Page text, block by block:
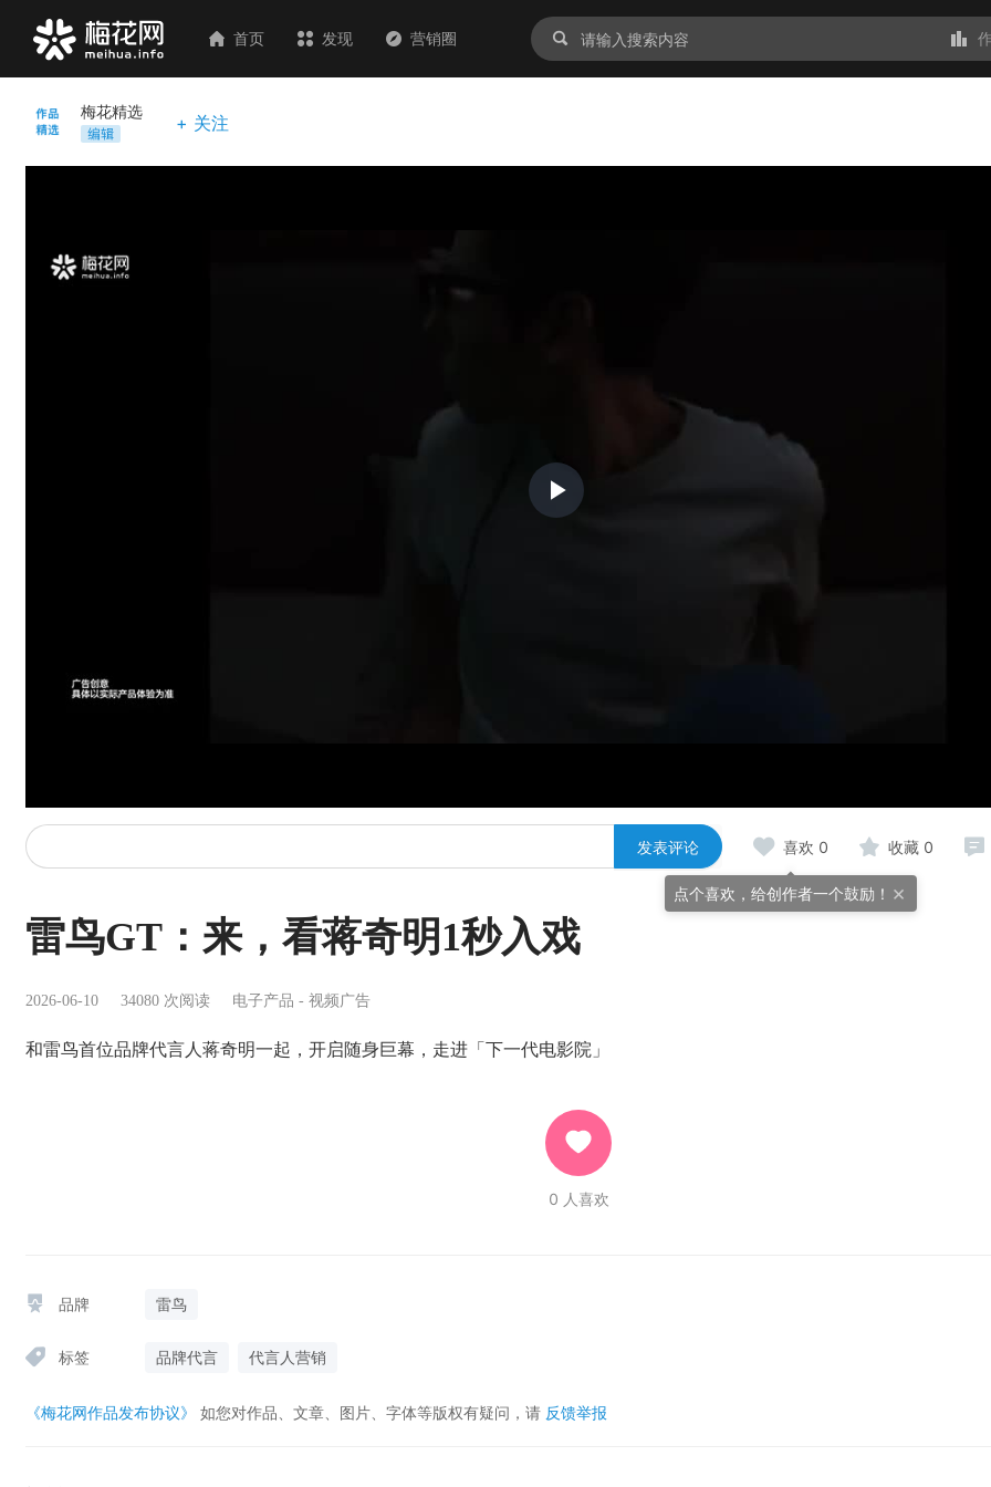
首页 发现 营销圈
梅花精选
+ 关注
Play
发表评论 喜欢 0 收藏 0
点个喜欢，给创作者一个鼓励！ ×
雷鸟GT：来，看蒋奇明1秒入戏
2026-06-10 34080 次阅读 电子产品 - 视频广告
和雷鸟首位品牌代言人蒋奇明一起，开启随身巨幕，走进「下一代电影院」
0 人喜欢
品牌 雷鸟
标签 品牌代言 代言人营销
《梅花网作品发布协议》 如您对作品、文章、图片、字体等版权有疑问，请 反馈举报